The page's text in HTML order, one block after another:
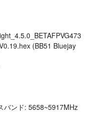
(BB51 Bluejay
バンド: 5658~5917MHz